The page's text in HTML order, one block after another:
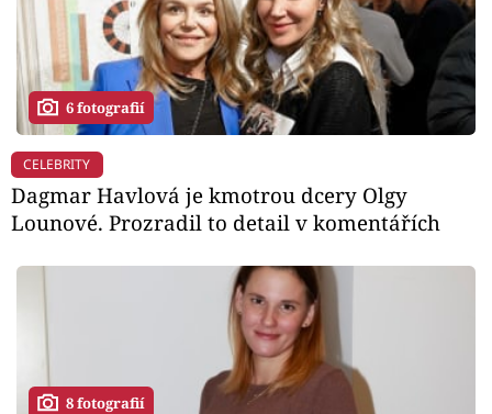
Přihlášení
Sledujte nás
6 fotografií
CELEBRITY
Dagmar Havlová je kmotrou dcery Olgy
Lounové. Prozradil to detail v komentářích
8 fotografií